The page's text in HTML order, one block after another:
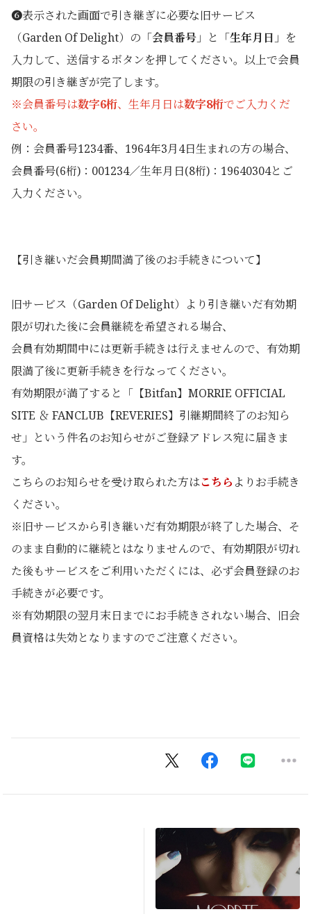
❻表示された画面で引き継ぎに必要な旧サービス
（Garden Of Delight）の「会員番号 」と「生年月日 」を
入力して、送信するボタンを押してください。以上で会員
期限の引き継ぎが完了します。
※会員番号は数字6桁、生年月日は数字8桁でご入力くだ
さい。
例：会員番号1234番、1964年3月4日生まれの方の場合、
会員番号(6桁)：001234／生年月日(8桁)：19640304とご
入力ください。
【引き継いだ会員期間満了後のお手続きについて】
旧サービス（Garden Of Delight）より引き継いだ有効期
限が切れた後に会員継続を希望される場合、
会員有効期間中には更新手続きは行えませんので、有効期
限満了後に更新手続きを行なってください。
有効期限が満了すると「【Bitfan】MORRIE OFFICIAL
SITE ＆ FANCLUB【REVERIES】引継期間終了のお知ら
せ」という件名のお知らせがご登録アドレス宛に届きま
す。
こちらのお知らせを受け取られた方はこちら よりお手続き
ください。
※旧サービスから引き継いだ有効期限が終了した場合、そ
のまま自動的に継続とはなりませんので、有効期限が切れ
た後もサービスをご利用いただくには、必ず会員登録のお
手続きが必要です。
※有効期限の翌月末日までにお手続きされない場合、旧会
員資格は失効となりますのでご注意ください。